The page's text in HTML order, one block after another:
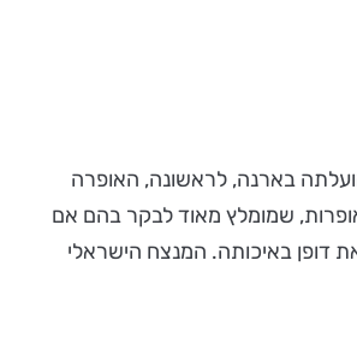
מחדש כתיאטרון בתקופת הרנסאנס ומאז 1913 ועד היום, היא משמשת גם לקונצרטים ואופרות. בשנת 1913 הועלתה בארנה, לראשונה, האופרה
שמומלץ מאוד לבקר בהם אם
ל-30,000 צופים והאקוסטיקה בה נחשבת ליוצאת דופן באיכותה. המנצח הישראלי